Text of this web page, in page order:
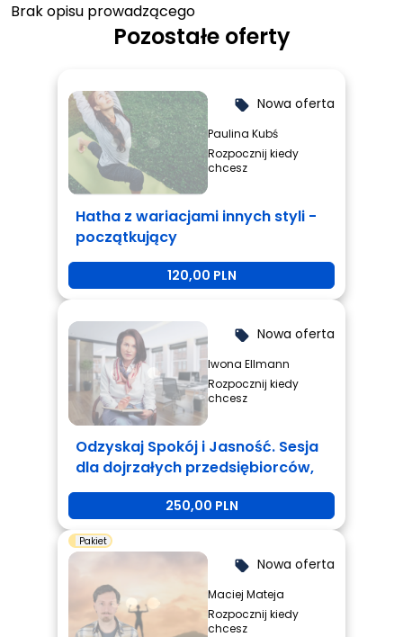
Brak opisu prowadzącego
Pozostałe oferty
local_offer Nowa oferta
Paulina Kubś
Rozpocznij kiedy
chcesz
Hatha z wariacjami innych styli -
początkujący
120,00 PLN
local_offer Nowa oferta
Iwona Ellmann
Rozpocznij kiedy
chcesz
Odzyskaj Spokój i Jasność. Sesja
dla dojrzałych przedsiębiorców,
którzy są zmęczeni i potrzebują
250,00 PLN
Pakiet
local_offer Nowa oferta
Maciej Mateja
Rozpocznij kiedy
chcesz